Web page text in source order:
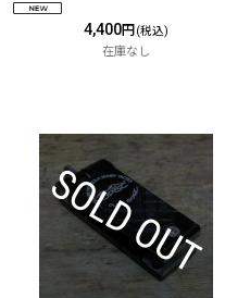
4,400円 (税込)
在庫なし